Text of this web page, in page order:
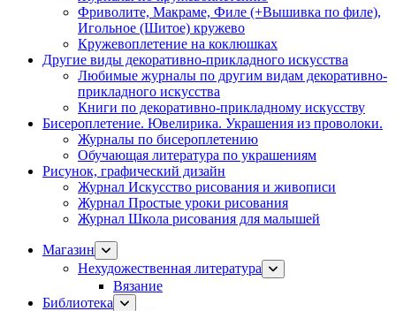
Фриволите, Макраме, Филе (+Вышивка по филе),
Игольное (Шитое) кружево
Кружевоплетение на коклюшках
Другие виды декоративно-прикладного искусства
Любимые журналы по другим видам декоративно-
прикладного искусства
Книги по декоративно-прикладному искусству
Бисероплетение. Ювелирика. Украшения из проволоки.
Журналы по бисероплетению
Обучающая литература по украшениям
Рисунок, графический дизайн
Журнал Искусство рисования и живописи
Журнал Простые уроки рисования
Журнал Школа рисования для малышей
Магазин
Нехудожественная литература
Вязание
Библиотека